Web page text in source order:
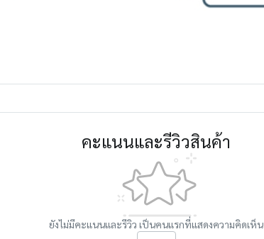
คะแนนและรีวิวสินค้า
ยังไม่มีคะแนนและรีวิว เป็นคนแรกที่แสดงความคิดเห็น